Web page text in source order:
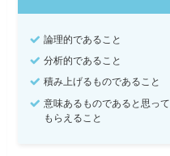
論理的であること
分析的であること
積み上げるものであること
意味あるものであると思って
もらえること